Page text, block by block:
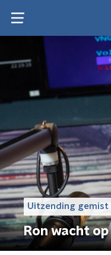
Uitzending gemist
Ron wacht